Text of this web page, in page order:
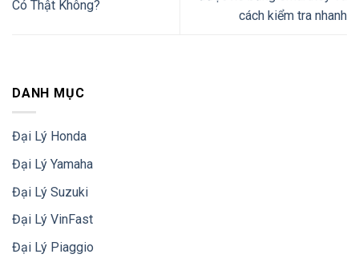
Có Thật Không?
cách kiểm tra nhanh
DANH MỤC
Đại Lý Honda
Đại Lý Yamaha
Đại Lý Suzuki
Đại Lý VinFast
Đại Lý Piaggio